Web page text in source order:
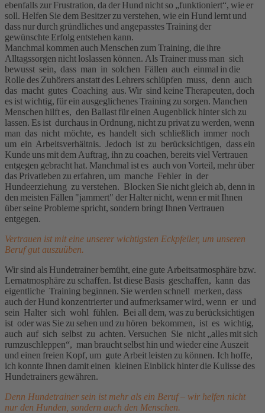
ebenfalls zur Frustration, da der Hund nicht so „funktioniert“, wie er
soll. Helfen Sie dem Besitzer zu verstehen, wie ein Hund lernt und
dass nur durch gründliches und angepasstes Training der
gewünschte Erfolg entstehen kann.
Manchmal kommen auch Menschen zum Training, die ihre
Alltagssorgen nicht loslassen können. Als Trainer muss man sich
bewusst sein, dass man in solchen Fällen auch einmal in die
Rolle des Zuhörers anstatt des Lehrers schlüpfen muss, denn auch
das macht gutes Coaching aus. Wir sind keine Therapeuten, doch
es ist wichtig, für ein ausgeglichenes Training zu sorgen. Manchen
Menschen hilft es, den Ballast für einen Augenblick hinter sich zu
lassen. Es ist durchaus in Ordnung, nicht zu privat zu werden, wenn
man das nicht möchte, es handelt sich schließlich immer noch
um ein Arbeitsverhältnis. Jedoch ist zu berücksichtigen, dass ein
Kunde uns mit dem Auftrag, ihn zu coachen, bereits viel Vertrauen
entgegen gebracht hat. Manchmal ist es auch von Vorteil, mehr über
das Privatleben zu erfahren, um manche Fehler in der
Hundeerziehung zu verstehen. Blocken Sie nicht gleich ab, denn in
den meisten Fällen "jammert" der Halter nicht, wenn er mit Ihnen
über seine Probleme spricht, sondern bringt Ihnen Vertrauen
entgegen.
Vertrauen ist mit eine unserer wichtigsten Eckpfeiler, um unseren
Beruf gut auszuüben.
Wir sind als Hundetrainer bemüht, eine gute Arbeitsatmosphäre bzw.
Lernatmosphäre zu schaffen. Ist diese Basis geschaffen, kann das
eigentliche Training beginnen. Sie werden schnell merken, dass
auch der Hund konzentrierter und aufmerksamer wird, wenn er und
sein Halter sich wohl fühlen. Bei all dem, was zu berücksichtigen
ist oder was Sie zu sehen und zu hören bekommen, ist es wichtig,
auch auf sich selbst zu achten. Versuchen Sie nicht „alles mit sich
rumzuschleppen“, man braucht selbst hin und wieder eine Auszeit
und einen freien Kopf, um gute Arbeit leisten zu können. Ich hoffe,
ich konnte Ihnen damit einen kleinen Einblick hinter die Kulisse des
Hundetrainers gewähren.
Denn Hundetrainer sein ist mehr als ein Beruf – wir helfen nicht
nur den Hunden, sondern auch den Menschen.